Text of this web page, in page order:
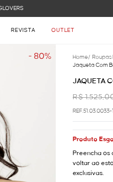
899
REVISTA OUTLET
- 80% Home/ Roupas
Jaqueta Com
JAQUETA
R$
REF.51.03.0033-
Produto
Preencha os
voltar ao
exclusivas.